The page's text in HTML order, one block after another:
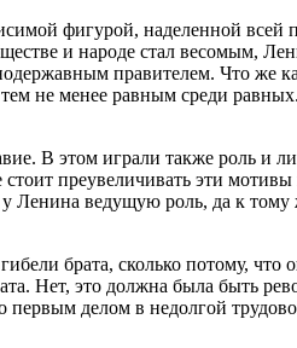
фигурой, наделенной всей
и народе стал весомым,
правителем. Что же
не менее равным среди
В этом играли также роль
преувеличивать эти
Ленина ведущую роль, да к
брата, сколько потому,
Нет, это должна была быть
делом в недолгой